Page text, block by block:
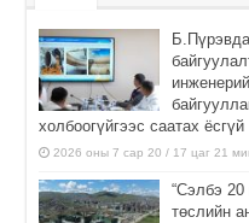
холбоогүйгээс саатах ёсгүй
2026 оны 7 сар 20 / 17 цаг 21
“Сэлбэ 20
төслийн